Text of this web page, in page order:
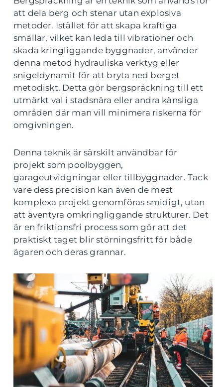
att dela berg och stenar utan explosiva
metoder. Istället för att skapa kraftiga
smällar, vilket kan leda till vibrationer och
skada kringliggande byggnader, använder
denna metod hydrauliska verktyg eller
snigeldynamit för att bryta ned berget
metodiskt. Detta gör bergspräckning till ett
utmärkt val i stadsnära eller andra känsliga
områden där man vill minimera riskerna för
omgivningen.
Denna teknik är särskilt användbar för
projekt som poolbyggen,
garageutvidgningar eller tillbyggnader. Tack
vare dess precision kan även de mest
komplexa projekt genomföras smidigt, utan
att äventyra omkringliggande strukturer. Det
är en friktionsfri process som gör att det
praktiskt taget blir störningsfritt för både
ägaren och deras grannar.